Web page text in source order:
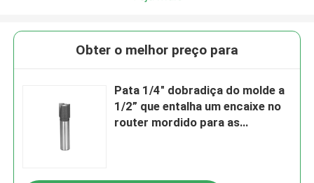
Obter o melhor preço para
Pata 1/4" dobradiça do molde a
1/2” que entalha um encaixe no
router mordido para as